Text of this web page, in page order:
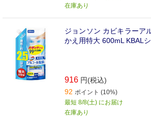
在庫あり
ジョンソン カビキラーア
かえ用特大 600mL KBAL
916 円(税込)
92 ポイント (10%)
最短 8/8(土) にお届け
在庫あり